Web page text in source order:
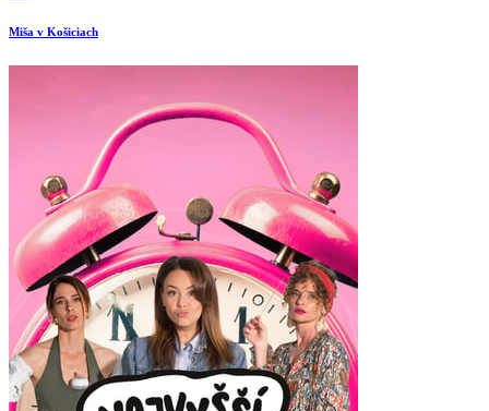
Miša v Košiciach